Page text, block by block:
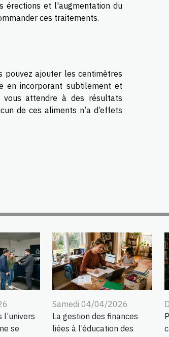
érections et l'augmentation du
ces traitements.
pouvez ajouter les centimètres
en incorporant subtilement et
vous attendre à des résultats
de ces aliments n’a d’effets
l’univers
se
Samedi 04/04/2026
La gestion des finances
liées à l’éducation des